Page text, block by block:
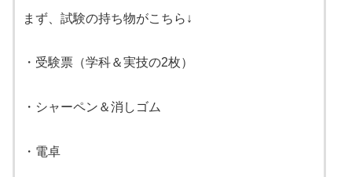
まず、試験の持ち物がこちら↓
・受験票（学科＆実技の2枚）
・シャーペン＆消しゴム
・電卓